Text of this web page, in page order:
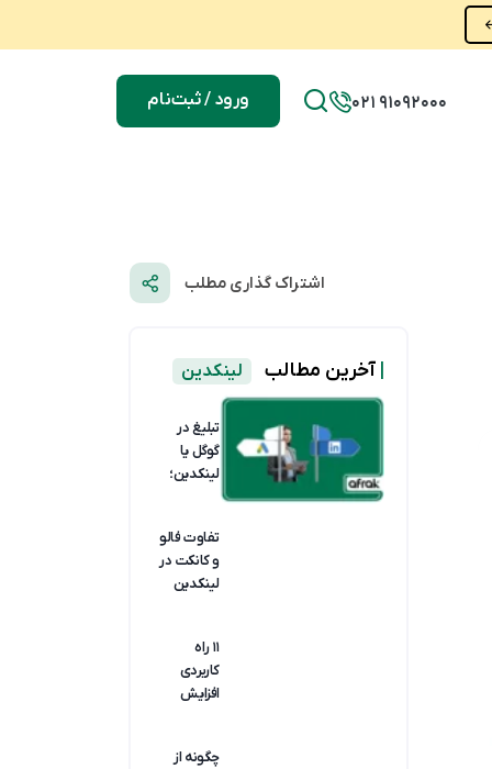
021 91092000 ورود / ثبت‌نام
اشتراک گذاری مطلب
آخرین مطالب لینکدین
تبلیغ در
گوگل یا
لینکدین؛
تفاوت فالو
و کانکت در
لینکدین
سطوح
کانکشن)
۱۱ راه
کاربردی
افزایش
شرکتی و
چگونه از